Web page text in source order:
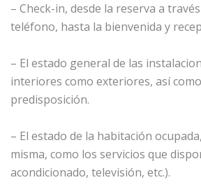
– Check-in, desde la reserva a
teléfono, hasta la bienvenida y
– El estado general de las
interiores como exteriores, así
predisposición.
– El estado de la habitación
misma, como los servicios que
acondicionado, televisión, etc.).